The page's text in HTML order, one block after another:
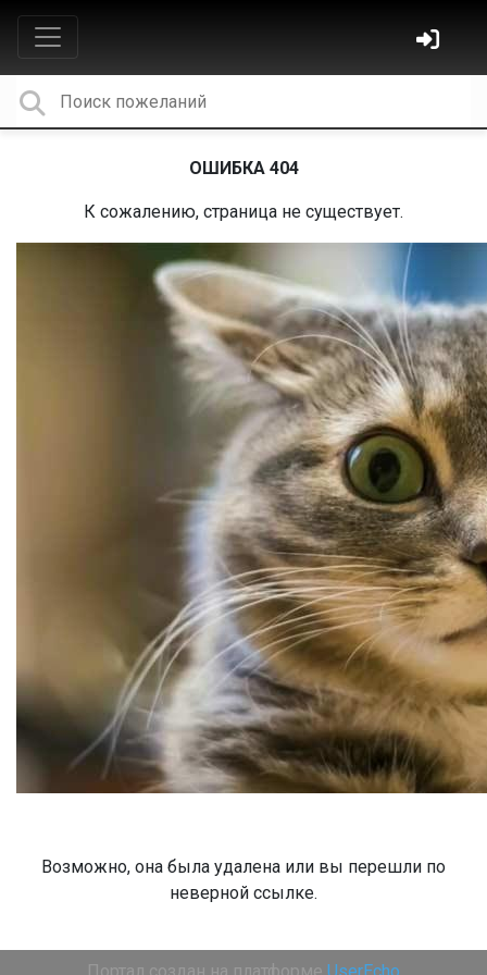
ОШИБКА 404
К сожалению, страница не существует.
Возможно, она была удалена или вы перешли по
неверной ссылке.